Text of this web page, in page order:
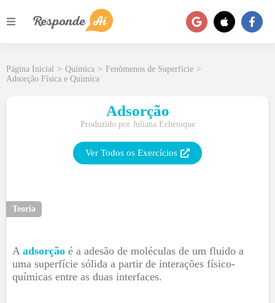
Página Inicial > Química > Fenômenos de Superfície >
Adsorção Física e Química
Adsorção
Produzido por Juliana Echenique
Ver Todos os Exercícios
Teoria
A adsorção é a adesão de moléculas de um fluido a
uma superfície sólida a partir de interações físico-
químicas entre as duas interfaces.